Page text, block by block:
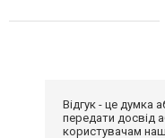
Відгук - це думка
передати досвід
користувачам